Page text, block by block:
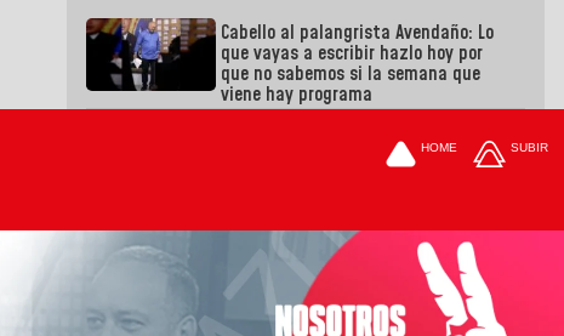
Cabello al palangrista Avendaño: Lo
que vayas a escribir hazlo hoy por
que no sabemos si la semana que
viene hay programa
HOME SUBIR